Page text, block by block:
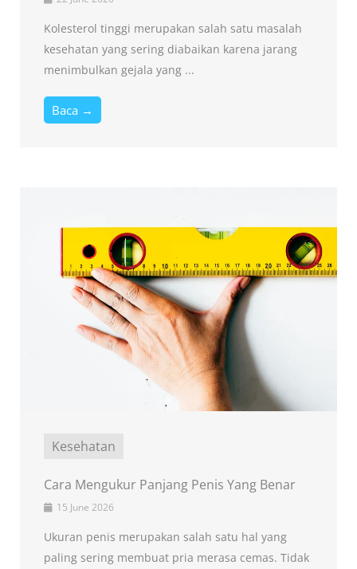
Kolesterol tinggi merupakan salah satu masalah
kesehatan yang sering diabaikan karena jarang
menimbulkan gejala yang ...
Baca →
Kesehatan
Cara Mengukur Panjang Penis Yang Benar
15 June 2026
Ukuran penis merupakan salah satu hal yang
paling sering membuat pria merasa cemas. Tidak